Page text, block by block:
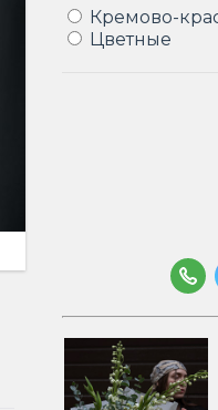
Кремово-
Цветные